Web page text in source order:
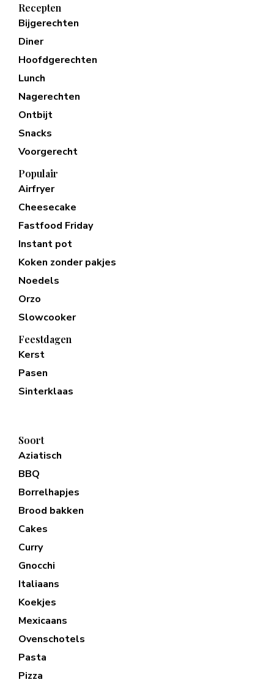
Recepten
Bijgerechten
Diner
Hoofdgerechten
Lunch
Nagerechten
Ontbijt
Snacks
Voorgerecht
Populair
Airfryer
Cheesecake
Fastfood Friday
Instant pot
Koken zonder pakjes
Noedels
Orzo
Slowcooker
Feestdagen
Kerst
Pasen
Sinterklaas
Soort
Aziatisch
BBQ
Borrelhapjes
Brood bakken
Cakes
Curry
Gnocchi
Italiaans
Koekjes
Mexicaans
Ovenschotels
Pasta
Pizza